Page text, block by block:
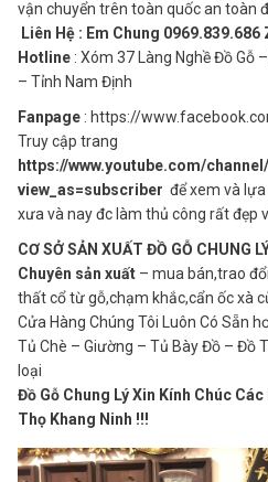
vận chuyển trên toàn quốc an toàn
Liên Hệ : Em Chung 0969.839.686
Hotline : Xóm 37 Làng Nghề Đồ Gỗ
– Tỉnh Nam Định
Fanpage : https://
Truy cập trang
https://www.youtube.com/
view_as=subscriber để xem và
xưa và nay đc làm thủ công rất đẹp
CƠ SỞ SẢN XUẤT ĐỒ GỖ CHUNG
Chuyên sản xuất – mua bán,trao
thất cổ từ gỗ,chạm khắc,cẩn ốc xà
Cửa Hàng Chúng Tôi Luôn Có Sẵn
Tủ Chè – Giường – Tủ Bày Đồ – Đồ
loại
Đồ Gỗ Chung Lý Xin Kính Chúc
Thọ Khang Ninh !!!